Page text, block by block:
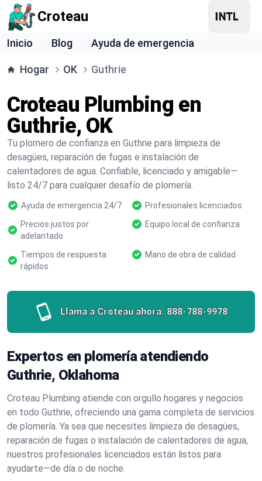
Croteau
Inicio Blog Ayuda de emergencia
Hogar OK Guthrie
Croteau Plumbing en
Guthrie, OK
Tu plomero de confianza en Guthrie para limpieza de
desagües, reparación de fugas e instalación de
calentadores de agua. Confiable, licenciado y amigable—
listo 24/7 para cualquier desafío de plomería.
Ayuda de emergencia 24/7
Profesionales licenciados
Precios justos por
adelantado
Equipo local de confianza
Tiempos de respuesta
rápidos
Mano de obra de calidad
Llama a Croteau ahora: 888-788-9978
Expertos en plomería atendiendo
Guthrie, Oklahoma
Croteau Plumbing atiende con orgullo hogares y negocios
en todo Guthrie, ofreciendo una gama completa de servicios
de plomería. Ya sea que necesites limpieza de desagües,
reparación de fugas o instalación de calentadores de agua,
nuestros profesionales licenciados están listos para
ayudarte—de día o de noche.